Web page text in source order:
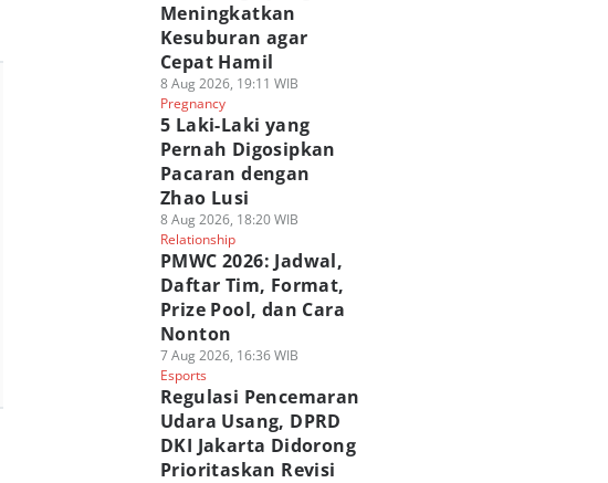
Meningkatkan
Kesuburan agar
Cepat Hamil
8 Aug 2026, 19:11 WIB
Pregnancy
5 Laki-Laki yang
Pernah Digosipkan
Pacaran dengan
Zhao Lusi
8 Aug 2026, 18:20 WIB
Relationship
PMWC 2026: Jadwal,
Daftar Tim, Format,
Prize Pool, dan Cara
Nonton
7 Aug 2026, 16:36 WIB
Esports
Regulasi Pencemaran
Udara Usang, DPRD
DKI Jakarta Didorong
Prioritaskan Revisi